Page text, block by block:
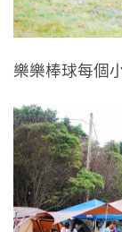
樂樂棒球每個